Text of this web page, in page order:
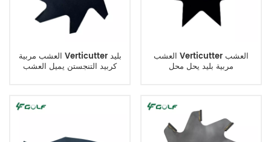
العشب مربية Verticutter بليد
كربيد التنجستن يميل العشب
العشب Verticutter العشب
مربية بليد يحل محل